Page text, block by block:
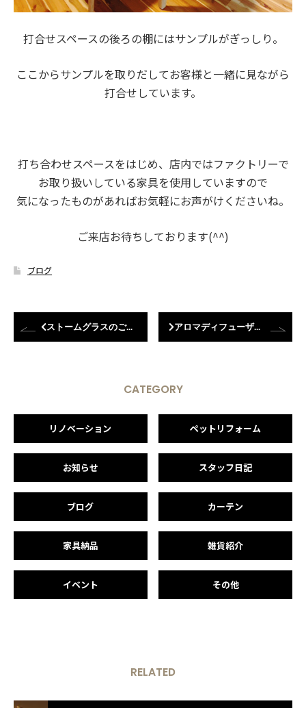
打合せスペースの後ろの棚にはサンプルがぎっしり。
ここからサンプルを取りだしてお客様と一緒に見ながら
打合せしています。
打ち合わせスペースをはじめ、店内ではファクトリーで
お取り扱いしている家具を使用していますので
気になったものがあればお気軽にお声がけくださいね。
ご来店お待ちしております(^^)
ブログ
ストームグラスのご紹介 アロマディフューザー「BOTANICA FIORE DIFFUSER」のご紹介
CATEGORY
リノベーション ペットリフォーム
お知らせ スタッフ日記
ブログ カーテン
家具納品 雑貨紹介
イベント その他
RELATED